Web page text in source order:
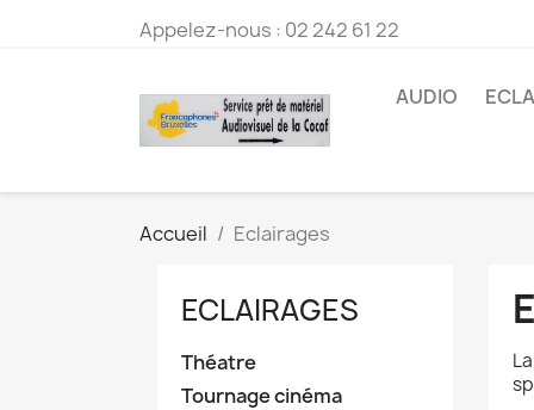
Appelez-nous : 02 242 61 22
AUDIO
Accueil Eclairages
ECLAIRAGES
Théatre
Tournage cinéma